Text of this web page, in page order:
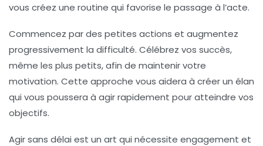
vous créez une routine qui favorise le passage à l’acte.
Commencez par des petites actions et augmentez
progressivement la difficulté. Célébrez vos succès,
même les plus petits, afin de maintenir votre
motivation. Cette approche vous aidera à créer un élan
qui vous poussera à agir rapidement pour atteindre vos
objectifs.
Agir sans délai est un art qui nécessite engagement et